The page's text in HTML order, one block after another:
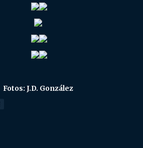
Fotos: J.D. González